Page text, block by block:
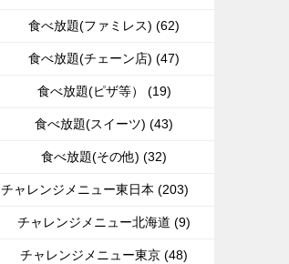
食べ放題(ファミレス) (62)
食べ放題(チェーン店) (47)
食べ放題(ピザ等） (19)
食べ放題(スイーツ) (43)
食べ放題(その他) (32)
チャレンジメニュー東日本 (203)
チャレンジメニュー北海道 (9)
チャレンジメニュー東京 (48)